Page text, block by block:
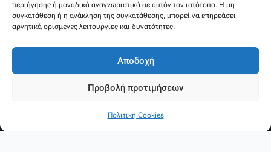
περιήγησης ή μοναδικά αναγνωριστικά σε αυτόν τον ιστότοπο. Η μη
συγκατάθεση ή η ανάκληση της συγκατάθεσης, μπορεί να επηρεάσει
αρνητικά ορισμένες λειτουργίες και δυνατότητες.
Αποδοχή
Προβολή προτιμήσεων
Πολιτική Cookies
Ακολουθήστε μας